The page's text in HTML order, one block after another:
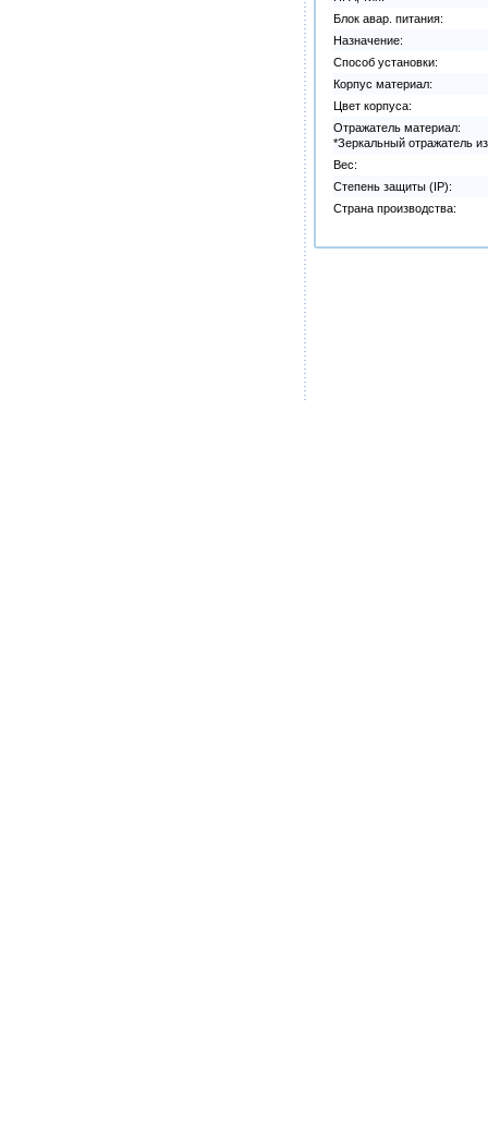
Блок авар. питания:
Назначение:
Способ установки:
Корпус материал:
Цвет корпуса:
Отражатель материал:
*Зеркальный отражатель
Вес:
Степень защиты (IP):
Страна производства: